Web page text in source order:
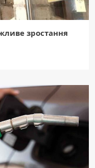
зростання